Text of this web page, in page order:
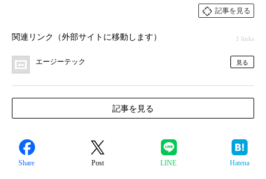
記事を見る
関連リンク（外部サイトに移動します） 1 links
エージーテック 見る
記事を見る
Share Post LINE Hatena